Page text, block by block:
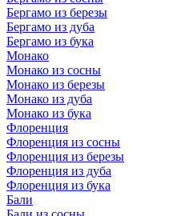
Бергамо из березы
Бергамо из дуба
Бергамо из бука
Монако
Монако из сосны
Монако из березы
Монако из дуба
Монако из бука
Флоренция
Флоренция из сосны
Флоренция из березы
Флоренция из дуба
Флоренция из бука
Бали